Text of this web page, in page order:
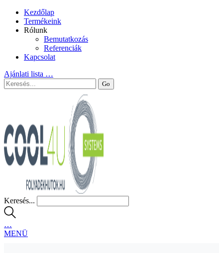
Kezdőlap
Termékeink
Rólunk
Bemutatkozás
Referenciák
Kapcsolat
Ajánlati lista …
Keresés...
…
MENÜ